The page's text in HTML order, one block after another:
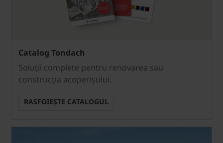
Catalog Tondach
Soluții complete pentru renovarea sau
construcția acoperișului.
RASFOIEȘTE CATALOGUL